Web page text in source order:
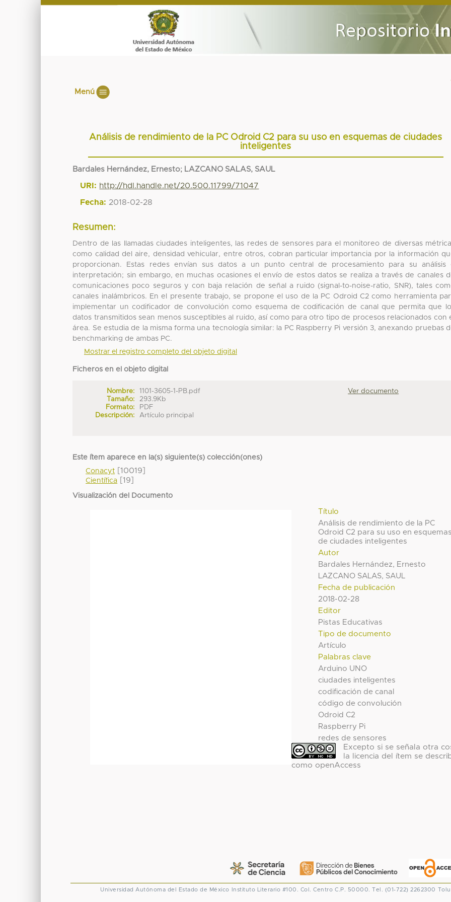
Menú
Análisis de rendimiento de la PC Odroid C2 para su uso en esquemas de ciudades
inteligentes
Bardales Hernández, Ernesto; LAZCANO SALAS, SAUL
URI: http://hdl.handle.net/20.500.11799/71047
Fecha: 2018-02-28
Resumen:
Dentro de las llamadas ciudades inteligentes, las redes de sensores para el monitoreo de diversas
como calidad del aire, densidad vehicular, entre otros, cobran particular importancia por la información
proporcionan. Estas redes envían sus datos a un punto central de procesamiento para su análisis
interpretación; sin embargo, en muchas ocasiones el envío de estos datos se realiza a través de canales
comunicaciones poco seguros y con baja relación de señal a ruido (signal-to-noise-ratio, SNR), tales
canales inalámbricos. En el presente trabajo, se propone el uso de la PC Odroid C2 como herramienta
implementar un codificador de convolución como esquema de codificación de canal que permita que
datos transmitidos sean menos susceptibles al ruido, así como para otro tipo de procesos relacionados con
área. Se estudia de la misma forma una tecnología similar: la PC Raspberry Pi versión 3, anexando pruebas
benchmarking de ambas PC.
Mostrar el registro completo del objeto digital
Ficheros en el objeto digital
Nombre:
1101-3605-1-PB.pdf
Tamaño:
293.9Kb
Formato:
PDF
Descripción:
Artículo principal
Ver documento
Este ítem aparece en la(s) siguiente(s) colección(ones)
Conacyt [10019]
Científica [19]
Visualización del Documento
Título
Análisis de rendimiento de la PC
Odroid C2 para su uso en
de ciudades inteligentes
Autor
Bardales Hernández, Ernesto
LAZCANO SALAS, SAUL
Fecha de publicación
2018-02-28
Editor
Pistas Educativas
Tipo de documento
Artículo
Palabras clave
Arduino UNO
ciudades inteligentes
codificación de canal
código de convolución
Odroid C2
Raspberry Pi
redes de sensores
Excepto si se señala otra
la licencia del ítem se
como openAccess
Universidad Autónoma del Estado de México Instituto Literario #100. Col. Centro C.P. 50000. Tel. (01-722) 2262300